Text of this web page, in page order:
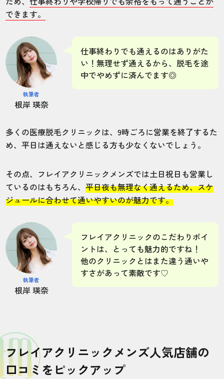
できます。
執筆者
根岸 瑛奈
仕事終わりでも通えるのはありがた
い！無理せず通えるから、脱毛を途
中でやめずに済んでます◎
多くの医療脱毛クリニックは、9時ごろに営業を終了するた
め、平日は通えないと感じる方も少なくないでしょう。
その点、フレイアクリニックメンズでは土日祝日も営業し
ているのはもちろん、平日夜も無理なく通えるため、スケ
ジュールに合わせて通いやすいのが魅力です。
執筆者
根岸 瑛奈
フレイアクリニックのこだわりポイ
ントは、とっても魅力的ですね！
他のクリニックとはまた違う通いや
すさがあって素敵です♡
フレイアクリニックメンズ人気店舗の
口コミをピックアップ